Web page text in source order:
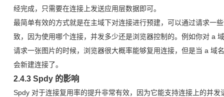
经完成，只需要在连接上发送应用层数据即可。
最简单有效的方式就是在主域下对连接进行预建，可以通过请求一
致，因为使用哪个连接，并发多少还是浏览器控制的。例如你对 a
请求一张图片的时候，浏览器很大概率能够复用连接，但是当 a 域
会新建连接了。
2.4.3 Spdy 的影响
Spdy 对于连接复用率的提升非常有效，因为它能支持连接上的并